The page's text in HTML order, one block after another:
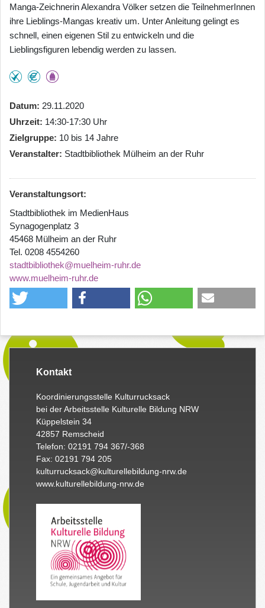
Manga-Zeichnerin Alexandra Völker setzen die TeilnehmerInnen
ihre Lieblings-Mangas kreativ um. Unter Anleitung gelingt es
schnell, einen eigenen Stil zu entwickeln und die
Lieblingsfiguren lebendig werden zu lassen.
Datum 29.11.2020
Uhrzeit 14:30-17:30 Uhr
Zielgruppe 10 bis 14 Jahre
Veranstalter Stadtbibliothek Mülheim an der Ruhr
Veranstaltungsort:
Stadtbibliothek im MedienHaus
Synagogenplatz 3
45468 Mülheim an der Ruhr
Tel. 0208 4554260
stadtbibliothek@muelheim-ruhr.de
www.muelheim-ruhr.de
Kontakt
Koordinierungsstelle Kulturrucksack
bei der Arbeitsstelle Kulturelle Bildung NRW
Küppelstein 34
42857 Remscheid
Telefon: 02191 794 367/-368
Fax: 02191 794 205
kulturrucksack@kulturellebildung-nrw.de
www.kulturellebildung-nrw.de